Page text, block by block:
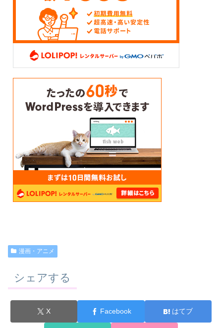
漫画・アニメ
シェアする
X Facebook はてブ